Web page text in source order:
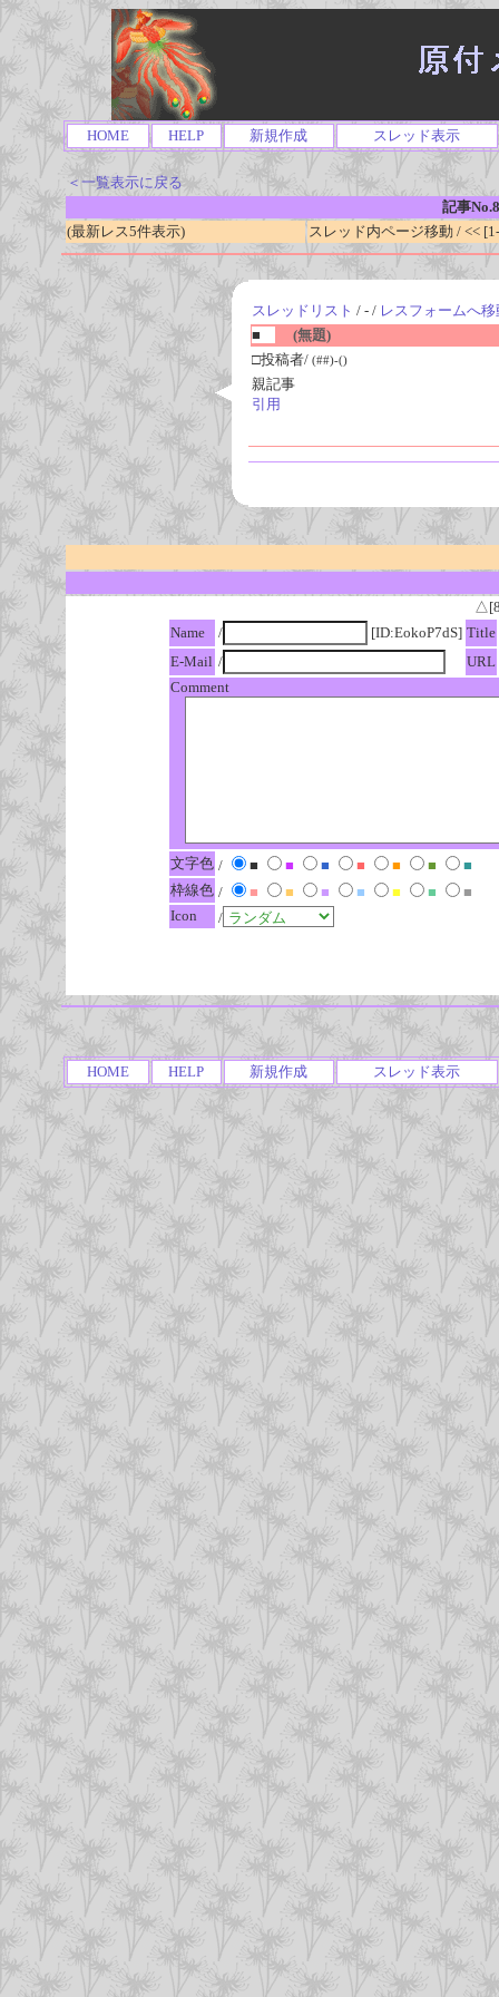
HOME HELP 新規作成 スレッド表示
＜一覧表示に戻る
記事
(最新レス5件表示)
スレッド内ページ移動 / <<
スレッドリスト / - / レスフォームへ移
■
(無題)
□投稿者/ (##)-()
親記事
引用
Name
/ [ID:EokoP7dS] Title
E-Mail /
URL
Comment
文字色 / ■ ■ ■ ■ ■ ■
■
枠線色 / ■ ■ ■ ■ ■ ■
■
Icon
/
HOME HELP 新規作成 スレッド表示